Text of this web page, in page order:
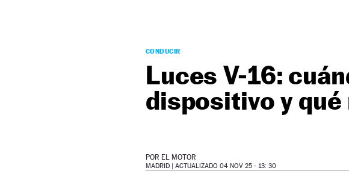
CONDUCIR
Luces V-16:
dispositivo y
POR EL MOTOR
MADRID | ACTUALIZADO 04 NOV 25 - 13: 30